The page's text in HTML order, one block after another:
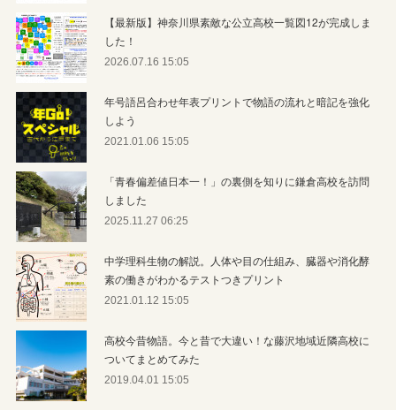
【最新版】神奈川県素敵な公立高校一覧図12が完成しま
した！
2026.07.16 15:05
年号語呂合わせ年表プリントで物語の流れと暗記を強化
しよう
2021.01.06 15:05
「青春偏差値日本一！」の裏側を知りに鎌倉高校を訪問
しました
2025.11.27 06:25
中学理科生物の解説。人体や目の仕組み、臓器や消化酵
素の働きがわかるテストつきプリント
2021.01.12 15:05
高校今昔物語。今と昔で大違い！な藤沢地域近隣高校に
ついてまとめてみた
2019.04.01 15:05